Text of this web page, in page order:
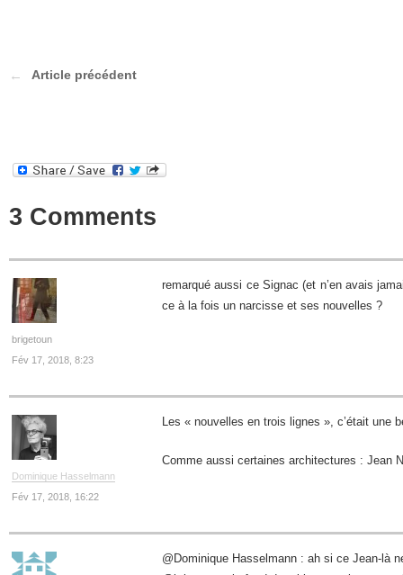
Article précédent
3 Comments
brigetoun
Fév 17, 2018, 8:23
remarqué aussi ce Signac (et n’en avais
ce à la fois un narcisse et ses nouvelles ?
Dominique Hasselmann
Fév 17, 2018, 16:22
Les « nouvelles en trois lignes », c’était une
Comme aussi certaines architectures : Jean
@Dominique Hasselmann : ah si ce Jean-là